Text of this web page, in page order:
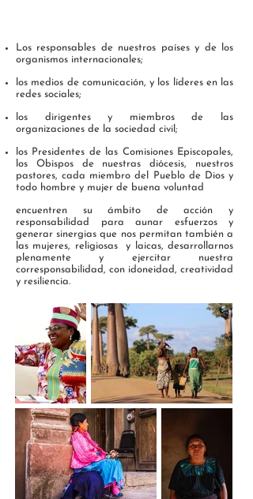
Los responsables de nuestros países y de los
organismos internacionales;
los medios de comunicación, y los líderes en las
redes sociales;
los dirigentes y miembros de las
organizaciones de la sociedad civil;
los Presidentes de las Comisiones Episcopales,
los Obispos de nuestras diócesis, nuestros
pastores, cada miembro del Pueblo de Dios y
todo hombre y mujer de buena voluntad
encuentren su ámbito de acción y
responsabilidad para aunar esfuerzos y
generar sinergias que nos permitan también a
las mujeres, religiosas y laicas, desarrollarnos
plenamente y ejercitar nuestra
corresponsabilidad, con idoneidad, creatividad
y resiliencia.